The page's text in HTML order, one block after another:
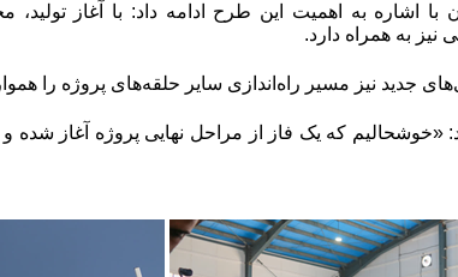
اشاره به اهمیت این طرح ادامه داد: با آغاز
نیز به همراه دارد.
جدید نیز مسیر راه‌اندازی سایر حلقه‌های پروژه را
«خوشحالیم که یک فاز از مراحل نهایی پروژه آغاز شده